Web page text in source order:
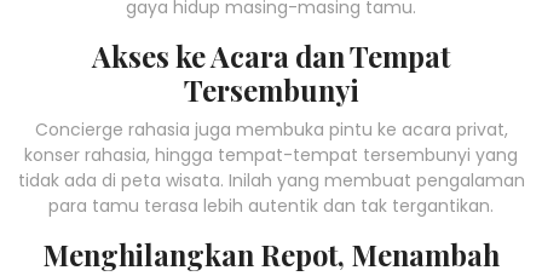
gaya hidup masing-masing tamu.
Akses ke Acara dan Tempat
Tersembunyi
Concierge rahasia juga membuka pintu ke acara privat,
konser rahasia, hingga tempat-tempat tersembunyi yang
tidak ada di peta wisata. Inilah yang membuat pengalaman
para tamu terasa lebih autentik dan tak tergantikan.
Menghilangkan Repot, Menambah